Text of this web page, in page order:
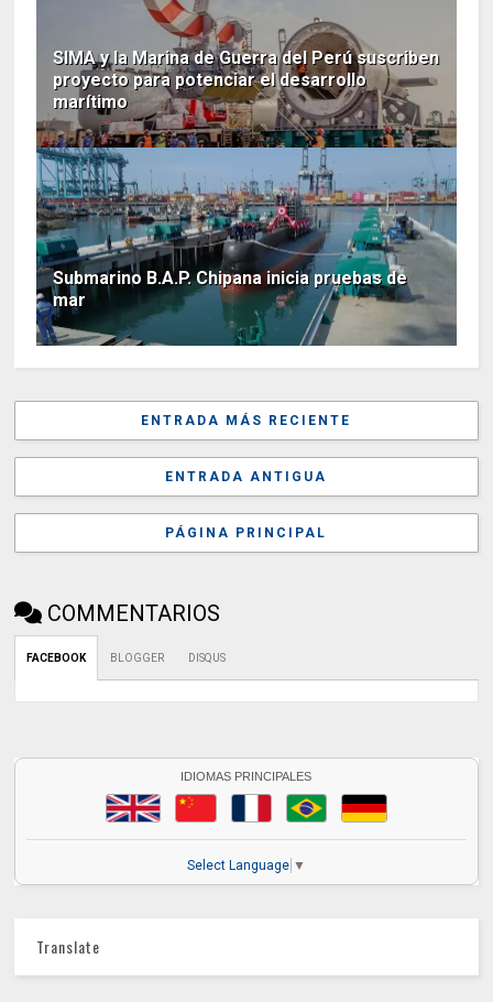
SIMA y la Marina de Guerra del Perú suscriben
proyecto para potenciar el desarrollo
marítimo
Submarino B.A.P. Chipana inicia pruebas de
mar
ENTRADA MÁS RECIENTE
ENTRADA ANTIGUA
PÁGINA PRINCIPAL
COMMENTARIOS
FACEBOOK BLOGGER DISQUS
IDIOMAS PRINCIPALES
Select Language ▼
Translate